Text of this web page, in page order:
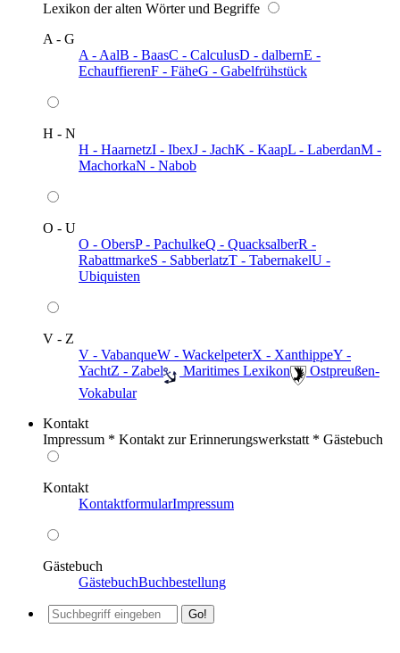
Lexikon der alten Wörter und Begriffe
A - G
A - AalB - BaasC - CalculusD - dalbernE -
EchauffierenF - FäheG - Gabelfrühstück
H - N
H - HaarnetzI - IbexJ - JachK - KaapL - LaberdanM -
MachorkaN - Nabob
O - U
O - ObersP - PachulkeQ - QuacksalberR -
RabattmarkeS - SabberlatzT - TabernakelU -
Ubiquisten
V - Z
V - VabanqueW - WackelpeterX - XanthippeY -
YachtZ - Zabel ️ Maritimes Lexikon
️ Ostpreußen-
Vokabular
Kontakt
Impressum * Kontakt zur Erinnerungswerkstatt * Gästebuch
Kontakt
KontaktformularImpressum
Gästebuch
GästebuchBuchbestellung